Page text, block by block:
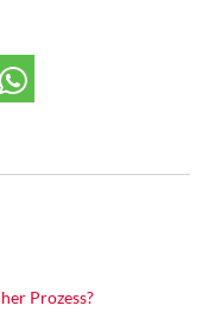
Prozess?